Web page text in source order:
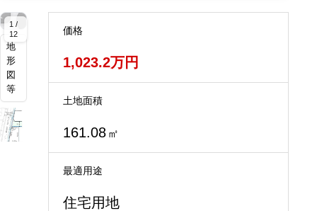
1 /
12
大
大
大
大
大
大
大
大
大
大
地
形
図
等
価格
1,023.2万円
土地面積
161.08 ㎡
最適用途
住宅用地